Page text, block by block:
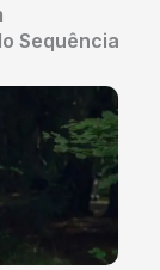
Sequência